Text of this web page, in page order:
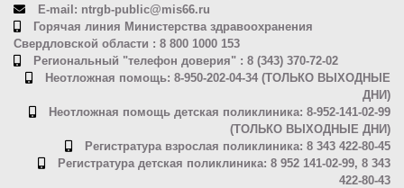
E-mail: ntrgb-public@mis66.ru
Горячая линия Министерства здравоохранения
Свердловской области : 8 800 1000 153
Региональный "телефон доверия" : 8 (343) 370-72-02
Неотложная помощь: 8-950-202-04-34 (ТОЛЬКО ВЫХОДНЫЕ
ДНИ)
Неотложная помощь детская поликлиника: 8-952-141-02-99
(ТОЛЬКО ВЫХОДНЫЕ ДНИ)
Регистратура взрослая поликлиника: 8 343 422-80-45
Регистратура детская поликлиника: 8 952 141-02-99, 8 343
422-80-43